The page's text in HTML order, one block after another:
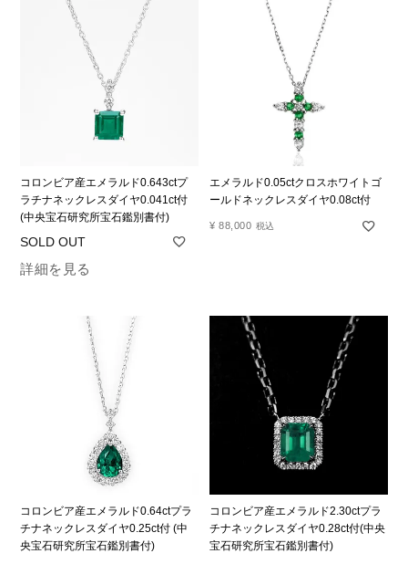
コロンビア産エメラルド0.643ctプ
ラチナネックレスダイヤ0.041ct付
(中央宝石研究所宝石鑑別書付)
詳細を見る
エメラルド0.05ctクロスホワイトゴ
ールドネックレスダイヤ0.08ct付
¥ 88,000 税込
コロンビア産エメラルド0.64ctプラ
チナネックレスダイヤ0.25ct付 (中
央宝石研究所宝石鑑別書付)
コロンビア産エメラルド2.30ctプラ
チナネックレスダイヤ0.28ct付(中央
宝石研究所宝石鑑別書付)